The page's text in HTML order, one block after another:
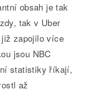
obsah je tak
tak v Uber
zapojilo více
jsou NBC
statistiky říkají,
až